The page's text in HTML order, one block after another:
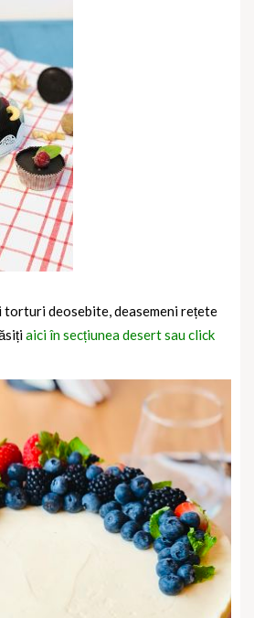
deosebite, deasemeni rețete
aici în secțiunea desert sau click